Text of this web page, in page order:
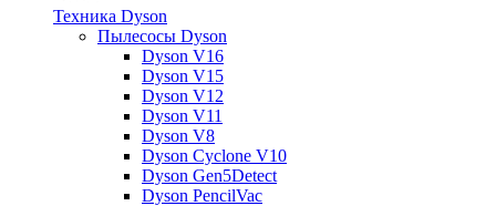
Техника Dyson
Пылесосы Dyson
Dyson V16
Dyson V15
Dyson V12
Dyson V11
Dyson V8
Dyson Cyclone V10
Dyson Gen5Detect
Dyson PencilVac